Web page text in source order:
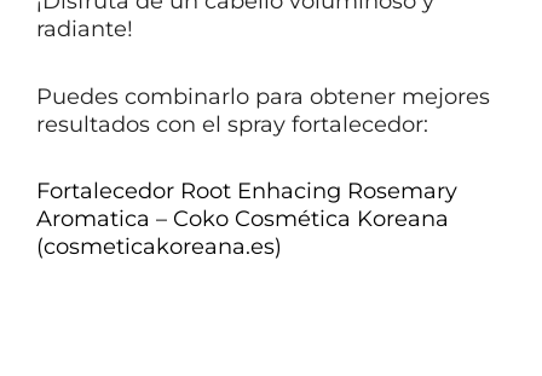
radiante!
Puedes combinarlo para obtener mejores
resultados con el spray fortalecedor:
Fortalecedor Root Enhacing Rosemary
Aromatica – Coko Cosmética Koreana
(cosmeticakoreana.es)